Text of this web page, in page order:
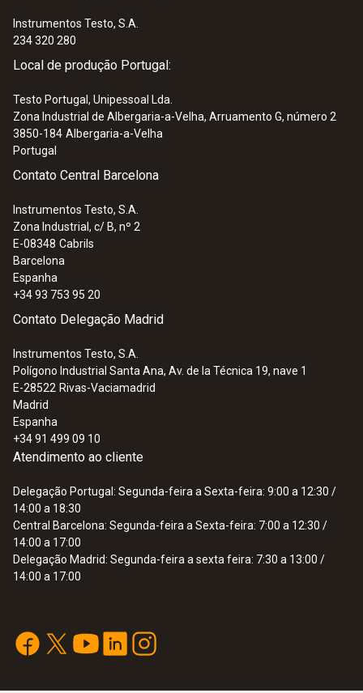
Instrumentos Testo, S.A.
234 320 280
Local de produção Portugal:
Testo Portugal, Unipessoal Lda.
Zona Industrial de Albergaria-a-Velha, Arruamento G, número 2
3850-184 Albergaria-a-Velha
Portugal
Contato Central Barcelona
Instrumentos Testo, S.A.
Zona Industrial, c/ B, nº 2
E-08348 Cabrils
Barcelona
Espanha
+34 93 753 95 20
Contato Delegação Madrid
Instrumentos Testo, S.A.
Polígono Industrial Santa Ana, Av. de la Técnica 19, nave 1
E-28522 Rivas-Vaciamadrid
Madrid
Espanha
+34 91 499 09 10
Atendimento ao cliente
Delegação Portugal: Segunda-feira a Sexta-feira: 9:00 a 12:30 /
14:00 a 18:30
Central Barcelona: Segunda-feira a Sexta-feira: 7:00 a 12:30 /
14:00 a 17:00
Delegação Madrid: Segunda-feira a sexta feira: 7:30 a 13:00 /
14:00 a 17:00